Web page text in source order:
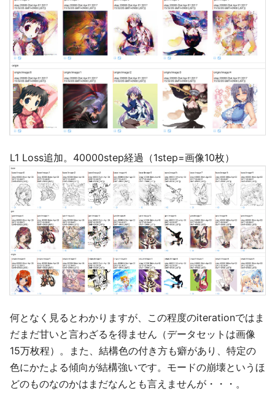
L1 Loss追加。40000step経過（1step=画像10枚）
何となく見るとわかりますが、この程度のiterationではま
だまだ甘いと言わざるを得ません（データセットは画像
15万枚程）。また、結構色の付き方も癖があり、特定の
色にかたよる傾向が結構強いです。モードの崩壊というほ
どのものなのかはまだなんとも言えませんが・・・。